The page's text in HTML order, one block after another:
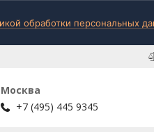
обработки персональных
Москва
+7 (495) 445 9345